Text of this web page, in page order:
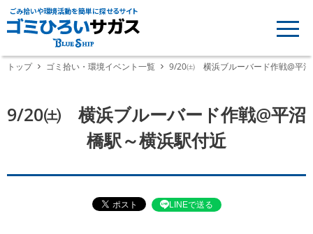
ごみ拾いや環境活動を簡単に探せるサイト
トップ ゴミ拾い・環境イベント一覧 9/20㈯ 横浜ブルーバード作戦@平沼
9/20㈯ 横浜ブルーバード作戦@平沼
橋駅～横浜駅付近
LINEで送る